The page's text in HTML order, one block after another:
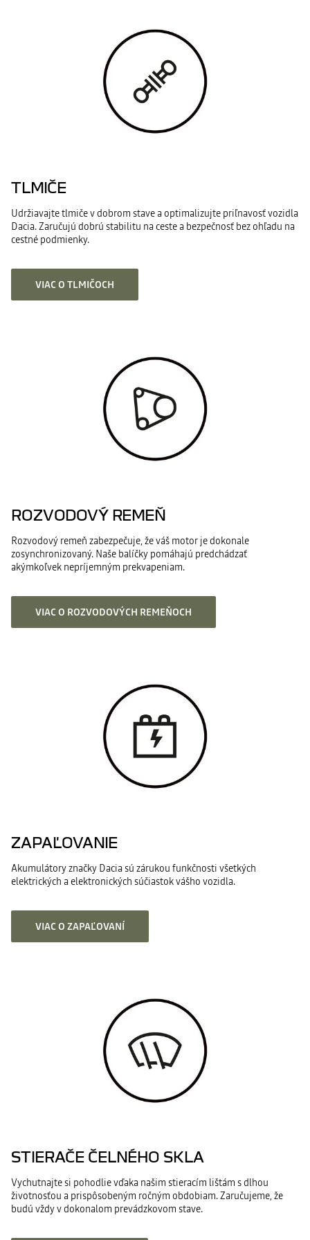
TLMIČE
Udržiavajte tlmiče v dobrom stave a optimalizujte priľnavosť vozidla
Dacia. Zaručujú dobrú stabilitu na ceste a bezpečnosť bez ohľadu na
cestné podmienky.
VIAC O TLMIČOCH
ROZVODOVÝ REMEŇ
Rozvodový remeň zabezpečuje, že váš motor je dokonale
zosynchronizovaný. Naše balíčky pomáhajú predchádzať
akýmkoľvek nepríjemným prekvapeniam.
VIAC O ROZVODOVÝCH REMEŇOCH
ZAPAĽOVANIE
Akumulátory značky Dacia sú zárukou funkčnosti všetkých
elektrických a elektronických súčiastok vášho vozidla.
VIAC O ZAPAĽOVANÍ
STIERAČE ČELNÉHO SKLA
Vychutnajte si pohodlie vďaka našim stieracím lištám s dlhou
životnosťou a prispôsobeným ročným obdobiam. Zaručujeme, že
budú vždy v dokonalom prevádzkovom stave.